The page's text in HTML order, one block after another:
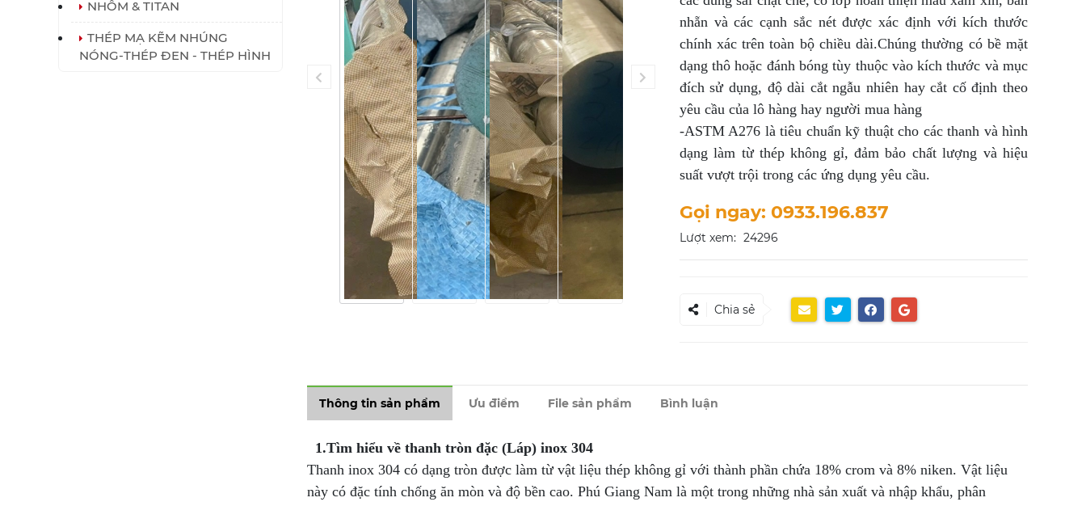
NHÔM & TITAN
THÉP MẠ KẼM NHÚNG
NÓNG-THÉP ĐEN - THÉP HÌNH
nhẵn và các cạnh sắc nét được xác định với kích thước
chính xác trên toàn bộ chiều dài.Chúng thường có bề mặt
dạng thô hoặc đánh bóng tùy thuộc vào kích thước và mục
đích sử dụng, độ dài cắt ngẫu nhiên hay cắt cố định theo
yêu cầu của lô hàng hay người mua hàng
-ASTM A276 là tiêu chuẩn kỹ thuật cho các thanh và hình
dạng làm từ thép không gỉ, đảm bảo chất lượng và hiệu
suất vượt trội trong các ứng dụng yêu cầu.
Gọi ngay: 0933.196.837
Lượt xem: 24296
Chia sẻ
Thông tin sản phẩm Ưu điểm File sản phẩm Bình luận
1.Tìm hiểu về thanh tròn đặc (Láp) inox 304
Thanh inox 304 có dạng tròn được làm từ vật liệu thép không gỉ với thành phần chứa 18% crom và 8% niken. Vật liệu
này có đặc tính chống ăn mòn và độ bền cao. Phú Giang Nam là một trong những nhà sản xuất và nhập khẩu, phân